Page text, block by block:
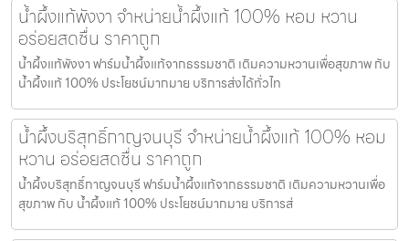
น้ำผึ้งแท้พังงา จำหน่ายน้ำผึ้งแท้ 100% หอม หวาน
อร่อยสดชื่น ราคาถูก
น้ำผึ้งแท้พังงา ฟาร์มน้ำผึ้งแท้จากธรรมชาติ เติมความหวานเพื่อสุขภาพ กับ
น้ำผึ้งแท้ 100% ประโยชน์มากมาย บริการส่งได้ทั่วไท
น้ำผึ้งบริสุทธิ์กาญจนบุรี จำหน่ายน้ำผึ้งแท้ 100% หอม
หวาน อร่อยสดชื่น ราคาถูก
น้ำผึ้งบริสุทธิ์กาญจนบุรี ฟาร์มน้ำผึ้งแท้จากธรรมชาติ เติมความหวานเพื่อ
สุขภาพ กับ น้ำผึ้งแท้ 100% ประโยชน์มากมาย บริการส่